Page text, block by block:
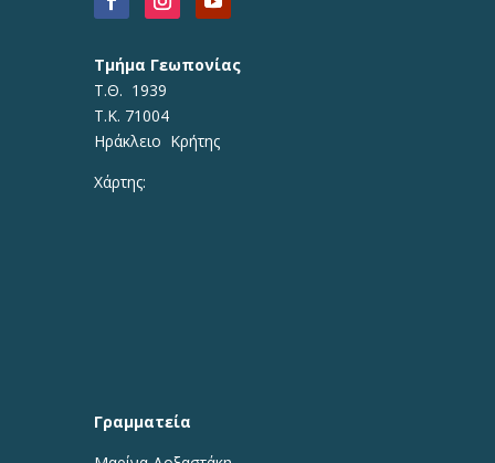
Τμήμα Γεωπονίας
Τ.Θ. 1939
Τ.Κ. 71004
Ηράκλειο Κρήτης
Χάρτης:
Γραμματεία